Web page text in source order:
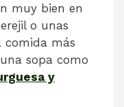
muy bien en
o unas
comida más
sopa como
y